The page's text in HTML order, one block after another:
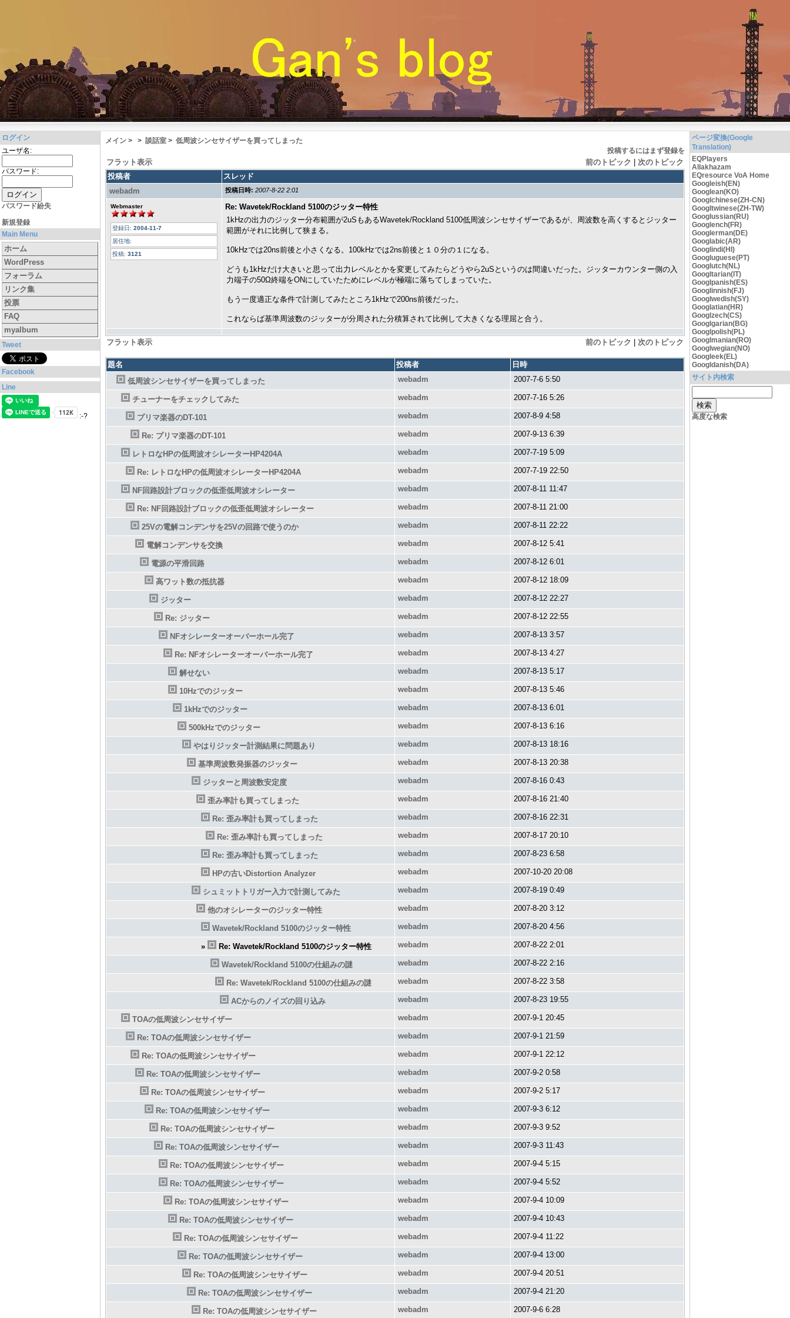
ログイン
ユーザ名:
パスワード:
パスワード紛失
新規登録
Main Menu
ホーム
WordPress
フォーラム
リンク集
投票
FAQ
myalbum
Tweet
Facebook
Line
:-?
メイン > > 談話室 > 低周波シンセサイザーを買ってしまった
投稿するにはまず登録を
フラット表示 前のトピック
次のトピック
投稿者
スレッド
webadm
投稿日時: 2007-8-22 2:01
Webmaster
登録日: 2004-11-7
居住地:
投稿: 3121
Re: Wavetek/Rockland 5100のジッター特性
1kHzの出力のジッター分布範囲が2uSもあるWavetek/Rockland 5100低周波シンセサイザーであるが、周波数を高くするとジッター
範囲がそれに比例して狭まる。
10kHzでは20ns前後と小さくなる。100kHzでは2ns前後と１０分の１になる。
どうも1kHzだけ大きいと思って出力レベルとかを変更してみたらどうやら2uSというのは間違いだった。ジッターカウンター側の入
力端子の50Ω終端をONにしていたためにレベルが極端に落ちてしまっていた。
もう一度適正な条件で計測してみたところ1kHzで200ns前後だった。
これならば基準周波数のジッターが分周された分積算されて比例して大きくなる理屈と合う。
フラット表示 前のトピック 次のトピック
題名 投稿者
日時
低周波シンセサイザーを買ってしまった
webadm 2007-7-6 5:50
チューナーをチェックしてみた webadm 2007-7-16 5:26
プリマ楽器のDT-101 webadm 2007-8-9 4:58
Re: プリマ楽器のDT-101 webadm 2007-9-13 6:39
レトロなHPの低周波オシレーターHP4204A webadm 2007-7-19 5:09
Re: レトロなHPの低周波オシレーターHP4204A webadm 2007-7-19 22:50
NF回路設計ブロックの低歪低周波オシレーター webadm 2007-8-11 11:47
Re: NF回路設計ブロックの低歪低周波オシレーター webadm 2007-8-11 21:00
25Vの電解コンデンサを25Vの回路で使うのか webadm 2007-8-11 22:22
電解コンデンサを交換 webadm 2007-8-12 5:41
電源の平滑回路 webadm 2007-8-12 6:01
高ワット数の抵抗器 webadm 2007-8-12 18:09
ジッター webadm 2007-8-12 22:27
Re: ジッター webadm 2007-8-12 22:55
NFオシレーターオーバーホール完了 webadm 2007-8-13 3:57
Re: NFオシレーターオーバーホール完了 webadm 2007-8-13 4:27
解せない webadm 2007-8-13 5:17
10Hzでのジッター webadm 2007-8-13 5:46
1kHzでのジッター webadm 2007-8-13 6:01
500kHzでのジッター webadm 2007-8-13 6:16
やはりジッター計測結果に問題あり webadm 2007-8-13 18:16
基準周波数発振器のジッター webadm 2007-8-13 20:38
ジッターと周波数安定度 webadm 2007-8-16 0:43
歪み率計も買ってしまった webadm 2007-8-16 21:40
Re: 歪み率計も買ってしまった webadm 2007-8-16 22:31
Re: 歪み率計も買ってしまった webadm 2007-8-17 20:10
Re: 歪み率計も買ってしまった webadm 2007-8-23 6:58
HPの古いDistortion Analyzer webadm 2007-10-20 20:08
シュミットトリガー入力で計測してみた webadm 2007-8-19 0:49
他のオシレーターのジッター特性 webadm 2007-8-20 3:12
Wavetek/Rockland 5100のジッター特性 webadm 2007-8-20 4:56
» Re: Wavetek/Rockland 5100のジッター特性 webadm 2007-8-22 2:01
Wavetek/Rockland 5100の仕組みの謎 webadm 2007-8-22 2:16
Re: Wavetek/Rockland 5100の仕組みの謎 webadm 2007-8-22 3:58
ACからのノイズの回り込み webadm 2007-8-23 19:55
TOAの低周波シンセサイザー webadm 2007-9-1 20:45
Re: TOAの低周波シンセサイザー webadm 2007-9-1 21:59
Re: TOAの低周波シンセサイザー webadm 2007-9-1 22:12
Re: TOAの低周波シンセサイザー webadm 2007-9-2 0:58
Re: TOAの低周波シンセサイザー webadm 2007-9-2 5:17
Re: TOAの低周波シンセサイザー webadm 2007-9-3 6:12
Re: TOAの低周波シンセサイザー webadm 2007-9-3 9:52
Re: TOAの低周波シンセサイザー webadm 2007-9-3 11:43
Re: TOAの低周波シンセサイザー webadm 2007-9-4 5:15
Re: TOAの低周波シンセサイザー webadm 2007-9-4 5:52
Re: TOAの低周波シンセサイザー webadm 2007-9-4 10:09
Re: TOAの低周波シンセサイザー webadm 2007-9-4 10:43
Re: TOAの低周波シンセサイザー webadm 2007-9-4 11:22
Re: TOAの低周波シンセサイザー webadm 2007-9-4 13:00
Re: TOAの低周波シンセサイザー webadm 2007-9-4 20:51
Re: TOAの低周波シンセサイザー webadm 2007-9-4 21:20
Re: TOAの低周波シンセサイザー webadm 2007-9-6 6:28
ページ変換(Google
Translation)
EQPlayers
Allakhazam
EQresource VoA Home
Googleish(EN)
Googlean(KO)
Googlchinese(ZH-CN)
Googltwinese(ZH-TW)
Googlussian(RU)
Googlench(FR)
Googlerman(DE)
Googlabic(AR)
Googlindi(HI)
Googluguese(PT)
Googlutch(NL)
Googltarian(IT)
Googlpanish(ES)
Googlinnish(FJ)
Googlwedish(SY)
Googlatian(HR)
Googlzech(CS)
Googlgarian(BG)
Googlpolish(PL)
Googlmanian(RO)
Googlwegian(NO)
Googleek(EL)
Googldanish(DA)
サイト内検索
高度な検索